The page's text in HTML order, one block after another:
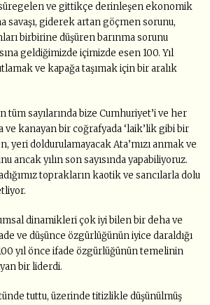
ve gittikçe derinleşen ekonomik
savaşı, giderek artan göçmen sorunu,
birbirine düşüren barınma sorunu
geldiğimizde içimizde esen 100. Yıl
ve kapağa taşımak için bir aralık
tüm sayılarında bize Cumhuriyet’i ve her
kanayan bir coğrafyada ‘laik’lik gibi bir
yeri doldurulamayacak Ata’mızı anmak ve
ancak yılın son sayısında yapabiliyoruz.
toprakların kaotik ve sancılarla dolu
dinamikleri çok iyi bilen bir deha ve
ve düşünce özgürlüğünün iyice daraldığı
yıl önce ifade özgürlüğünün temelinin
bir liderdi.
tuttu, üzerinde titizlikle düşünülmüş